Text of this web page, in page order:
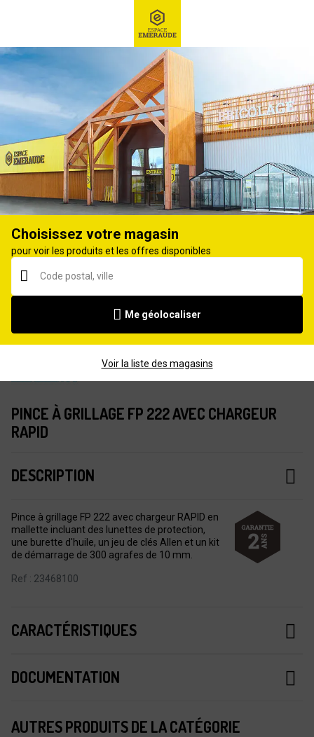
Ex : Robot tondeuse, ...
Agrafeuse, agrafes
PINCE À GRILLAGE FP 222 AVEC CHARGEUR
RAPID
DESCRIPTION
Pince à grillage FP 222 avec chargeur RAPID en
mallette incluant des lunettes de protection,
une burette d'huile, un jeu de clés Allen et un kit
de démarrage de 300 agrafes de 10 mm.
Ref : 23468100
CARACTÉRISTIQUES
DOCUMENTATION
AUTRES PRODUITS DE LA CATÉGORIE
Choisissez votre magasin
pour voir les produits et les offres disponibles
Me géolocaliser
Voir la liste des magasins